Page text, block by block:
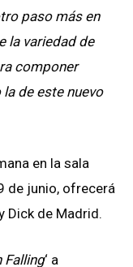
paso más en
la variedad de
componer
de este nuevo
en la sala
de junio, ofrecerá
Dick de Madrid.
Falling‘ a